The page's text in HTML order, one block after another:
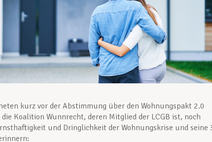
kurz vor der Abstimmung über den Wohnungspakt 2.0
Koalition Wunnrecht, deren Mitglied der LCGB ist, noch
und Dringlichkeit der Wohnungskrise und seine